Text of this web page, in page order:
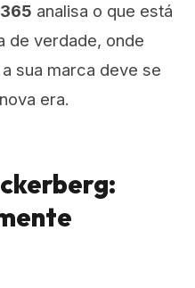
analisa o que está
de verdade, onde
sua marca deve se
era.